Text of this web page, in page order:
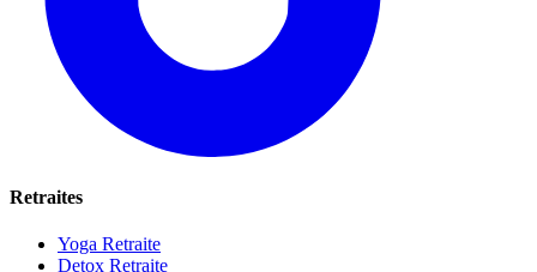
Retraites
Yoga Retraite
Detox Retraite